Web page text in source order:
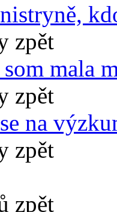
zpět
mala
zpět
na
zpět
zpět